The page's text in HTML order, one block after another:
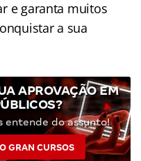
e garanta muitos
a sua
APROVAÇÃO EM
entende do assunto!
GRAN CURSOS